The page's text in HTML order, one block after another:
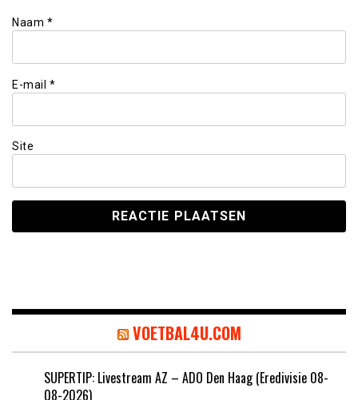
Naam *
E-mail *
Site
VOETBAL4U.COM
SUPERTIP: Livestream AZ – ADO Den Haag (Eredivisie 08-
08-2026)